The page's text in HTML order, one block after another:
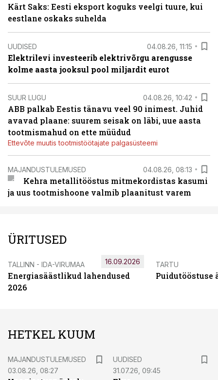
Kärt Saks: Eesti eksport koguks veelgi tuure, kui
eestlane oskaks suhelda
UUDISED 04.08.26, 11:15
Elektrilevi investeerib elektrivõrgu arengusse
kolme aasta jooksul pool miljardit eurot
SUUR LUGU 04.08.26, 10:42
ABB palkab Eestis tänavu veel 90 inimest. Juhid
avavad plaane: suurem seisak on läbi, uue aasta
tootmismahud on ette müüdud
Ettevõte muutis tootmistöötajate palgasüsteemi
MAJANDUSTULEMUSED 04.08.26, 08:13
Kehra metallitööstus mitmekordistas kasumi
ja uus tootmishoone valmib plaanitust varem
ÜRITUSED
TALLINN - IDA-VIRUMAA
Energiasäästlikud lahendused
2026
16.09.2026 TARTU
Puidutööstuse
HETKEL KUUM
MAJANDUSTULEMUSED
03.08.26, 08:27
UUDISED
31.07.26, 09:45